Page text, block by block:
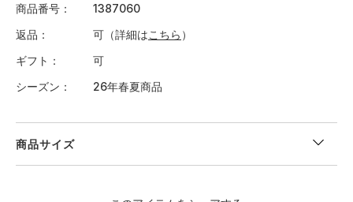
商品番号
1387060
返品
可（詳細はこちら ）
ギフト
可
シーズン
26年春夏商品
商品サイズ